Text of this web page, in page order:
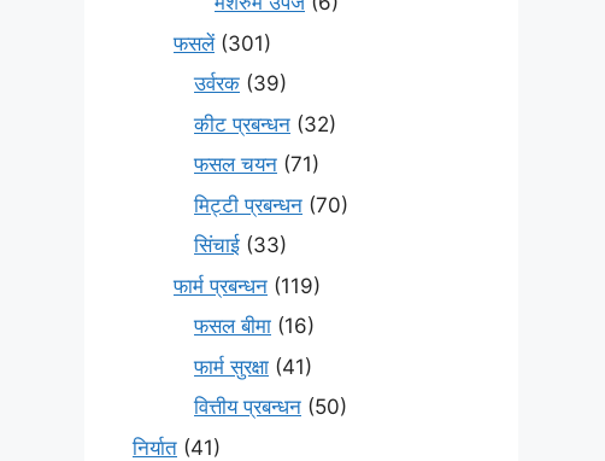
फसलें(301)
उर्वरक (39)
कीट प्रबन्धन (32)
फसल चयन (71)
मि‌ट्टी प्रबन्धन (70)
सिंचाई (33)
फार्म प्रबन्धन (119)
फसल बीमा (16)
फार्म सुरक्षा (41)
वित्तीय प्रबन्धन (50)
निर्यात (41)